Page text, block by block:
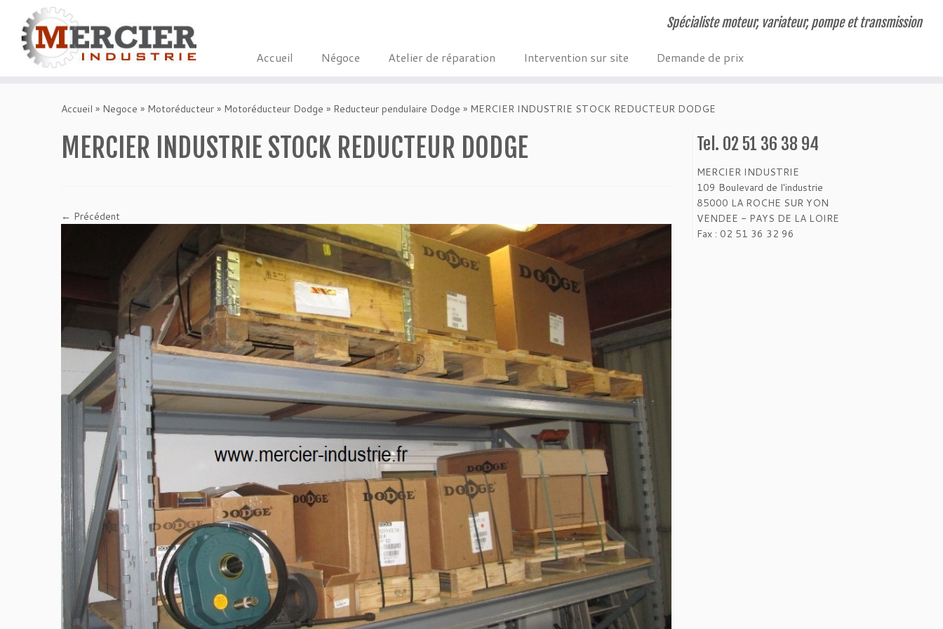
Spécialiste moteur, variateur, pompe et transmission
Accueil Négoce Atelier de réparation Intervention sur site Demande de prix
Accueil » Negoce » Motoréducteur » Motoréducteur Dodge » Reducteur pendulaire Dodge » MERCIER INDUSTRIE STOCK REDUCTEUR DODGE
MERCIER INDUSTRIE STOCK REDUCTEUR DODGE
← Précédent
Tel. 02 51 36 38 94
MERCIER INDUSTRIE
109 Boulevard de l'industrie
85000 LA ROCHE SUR YON
VENDEE - PAYS DE LA LOIRE
Fax : 02 51 36 32 96